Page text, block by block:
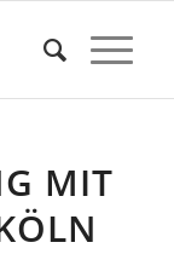
MIT